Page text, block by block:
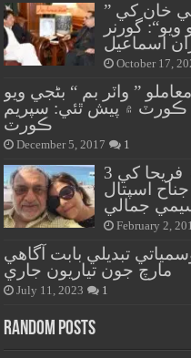
” فرزند ڪراچي لياقت علي خان کي
گورنر
اسماعيل
October 17,
” واٽر بم “ بڻجي ويو
ڪورٽ ۾ پيش ٿئي: سپريم
ڪورٽ
December 5, 2017 1
هزار خان بجاراڻي کي هڪ ۽ فريحا کي 3
اسپتال
جمالي
February 2,
موسمياتي تبديلي بابت آگاهي
مارچ جون تياريون جاري
July 11, 2023 1
Random Posts